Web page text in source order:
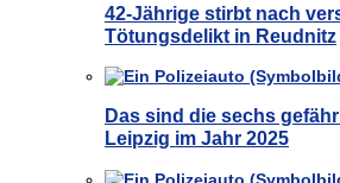
42-Jährige stirbt nach
Tötungsdelikt in Reudnitz
Das sind die sechs
Leipzig im Jahr 2025